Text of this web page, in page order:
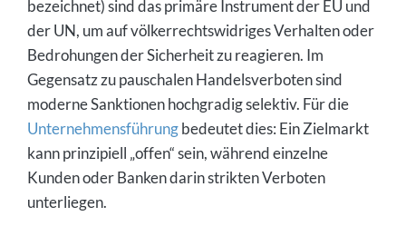
bezeichnet) sind das primäre Instrument der EU und
der UN, um auf völkerrechtswidriges Verhalten oder
Bedrohungen der Sicherheit zu reagieren. Im
Gegensatz zu pauschalen Handelsverboten sind
moderne Sanktionen hochgradig selektiv. Für die
Unternehmensführungbedeutet dies: Ein Zielmarkt
kann prinzipiell „offen“ sein, während einzelne
Kunden oder Banken darin strikten Verboten
unterliegen.